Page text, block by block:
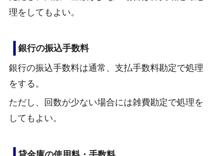
理をしてもよい。
銀行の振込手数料
銀行の振込手数料は通常、支払手数料勘定で処理
をする。
ただし、回数が少ない場合には雑費勘定で処理を
してもよい。